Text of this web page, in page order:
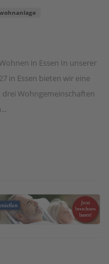
in Essen In unserer
in Essen bieten wir eine
Wohngemeinschaften